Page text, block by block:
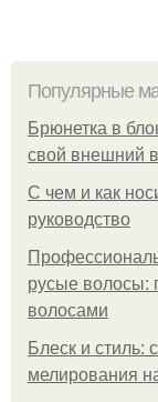
Популярные
Брюнетка в
свой внешний
С чем и как
руководство
русые волосы:
волосами
Блеск и
мелирования